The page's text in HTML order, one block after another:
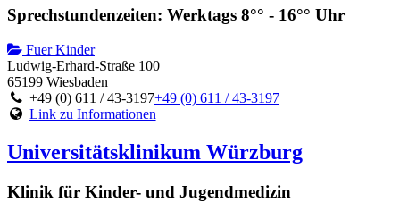
Sprechstundenzeiten: Werktags 8°° - 16°° Uhr
Fuer Kinder
Ludwig-Erhard-Straße 100
65199 Wiesbaden
+49 (0) 611 / 43-3197+49 (0) 611 / 43-3197
Link zu Informationen
Universitätsklinikum Würzburg
Klinik für Kinder- und Jugendmedizin